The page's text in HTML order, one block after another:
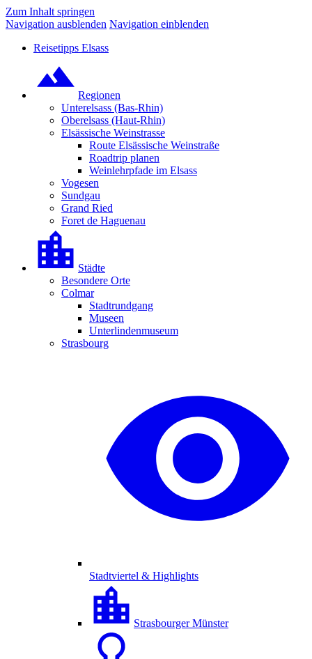
Zum Inhalt springen
Navigation ausblenden Navigation einblenden
Reisetipps Elsass
Regionen
Unterelsass (Bas-Rhin)
Oberelsass (Haut-Rhin)
Elsässische Weinstrasse
Route Elsässische Weinstraße
Roadtrip planen
Weinlehrpfade im Elsass
Vogesen
Sundgau
Grand Ried
Foret de Haguenau
Städte
Besondere Orte
Colmar
Stadtrundgang
Museen
Unterlindenmuseum
Strasbourg
Stadtviertel & Highlights
Strasbourger Münster